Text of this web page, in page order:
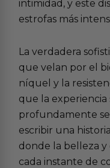
intimidad, y este
estrofas más
La verdadera
que velan por el
níquel y la
que la experiencia
profundamente
escribir una
donde la belleza y
cada instante de